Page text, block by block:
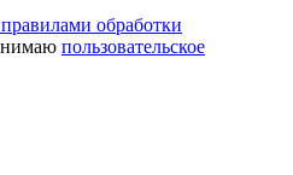
правилами обработки
пользовательское